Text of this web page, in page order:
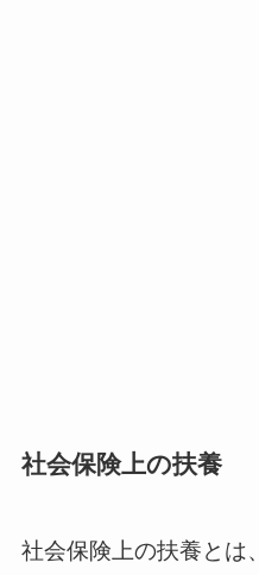
社会保険上の扶養
社会保険上の扶養とは、